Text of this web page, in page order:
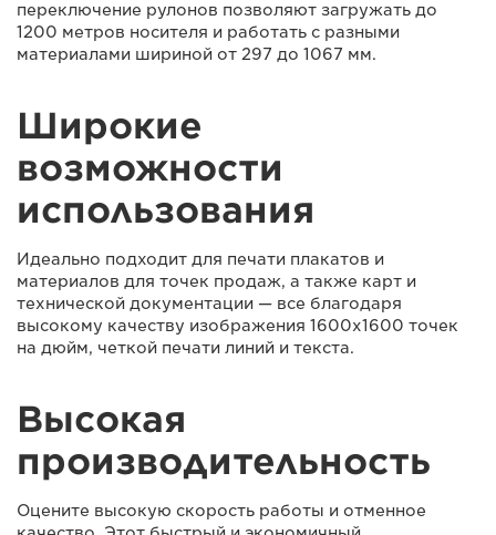
переключение рулонов позволяют загружать до
1200 метров носителя и работать с разными
материалами шириной от 297 до 1067 мм.
Широкие
возможности
использования
Идеально подходит для печати плакатов и
материалов для точек продаж, а также карт и
технической документации — все благодаря
высокому качеству изображения 1600x1600 точек
на дюйм, четкой печати линий и текста.
Высокая
производительность
Оцените высокую скорость работы и отменное